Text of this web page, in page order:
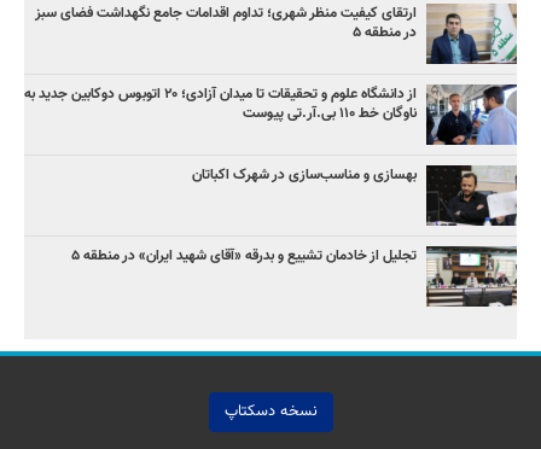
ارتقای کیفیت منظر شهری؛ تداوم اقدامات جامع نگهداشت فضای سبز
در منطقه ۵
از دانشگاه علوم و تحقیقات تا میدان آزادی؛ ۲۰ اتوبوس دوکابین جدید به
ناوگان خط ۱۱۰ بی‌.آر.تی پیوست
بهسازی و مناسب‌سازی در شهرک اکباتان
تجلیل از خادمان تشییع و بدرقه «آقای شهید ایران» در منطقه ۵
نسخه دسکتاپ